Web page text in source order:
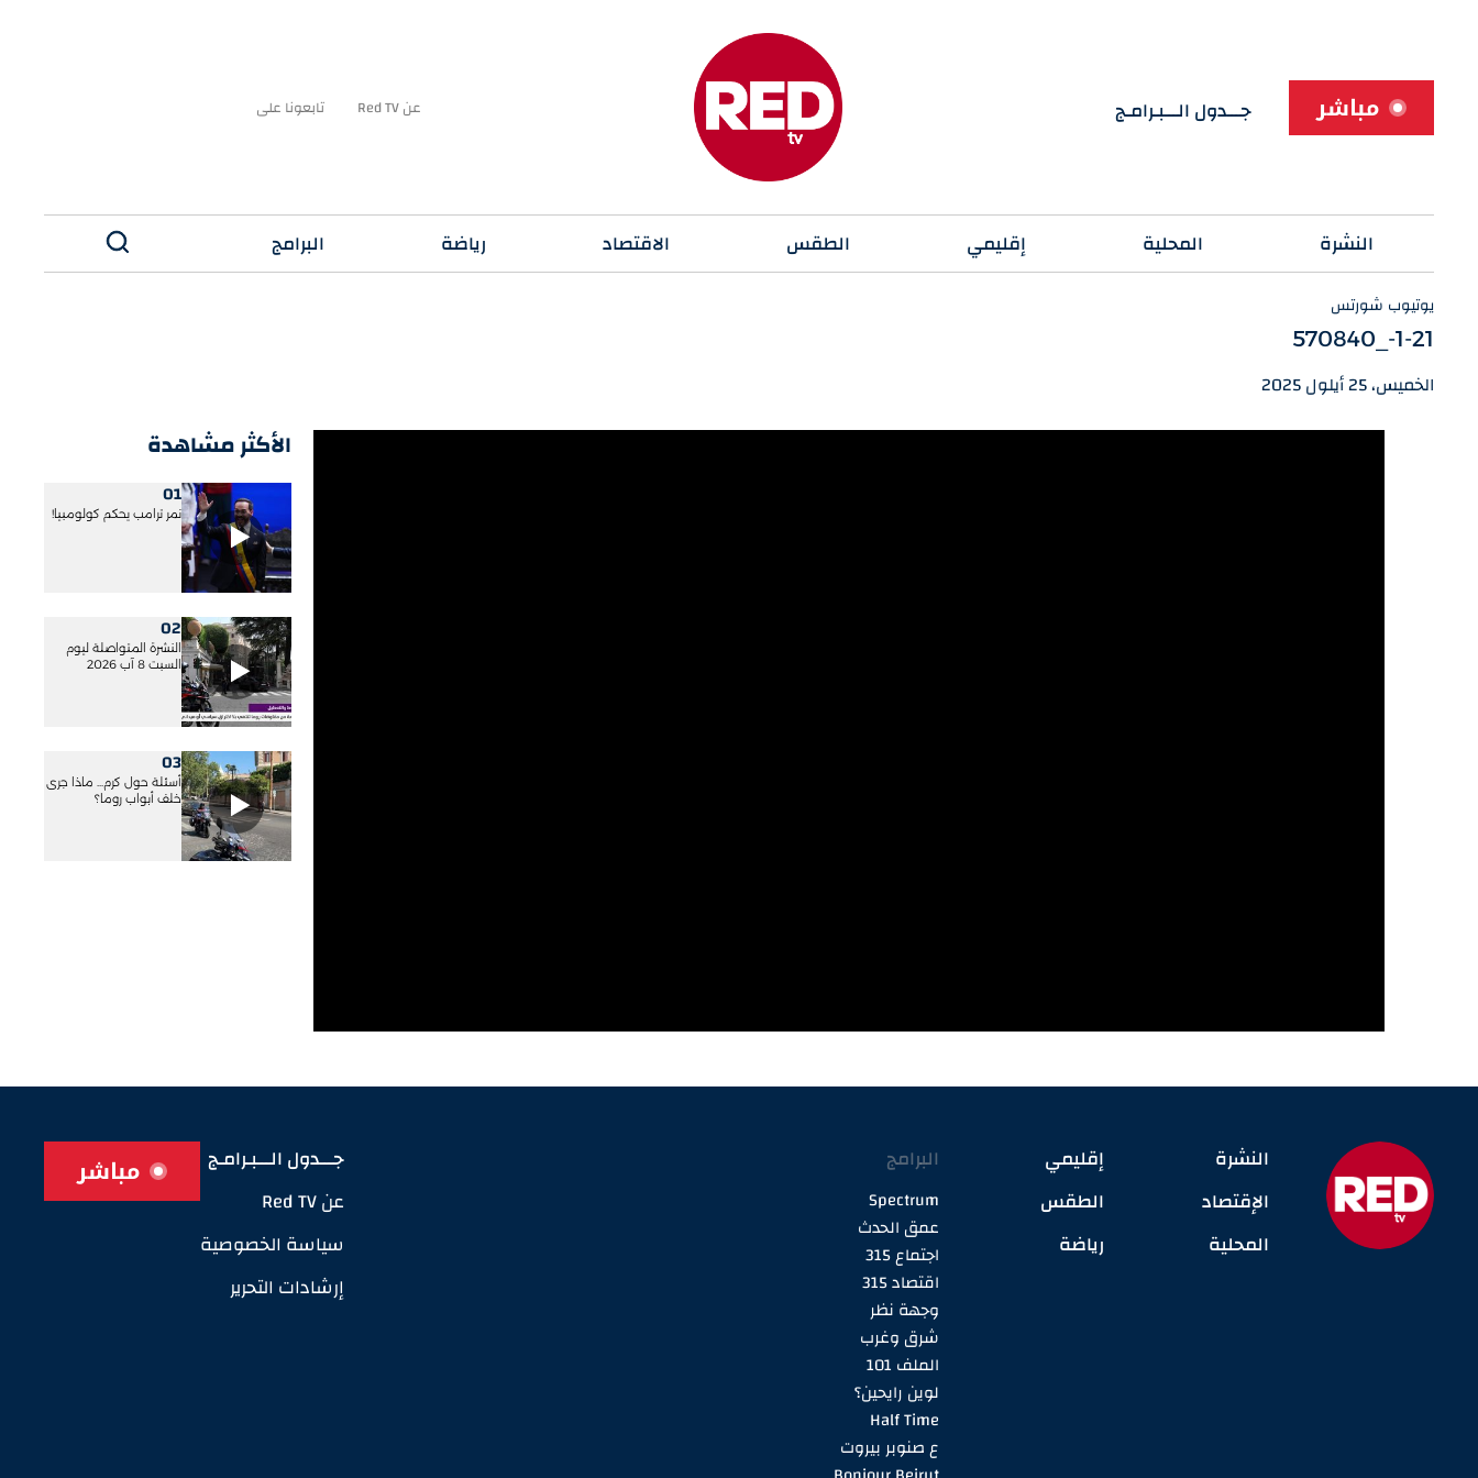
مباشر جـــدول الـــبـرامـج عن Red TV تابعونا على
النشرة المحلية إقليمي الطقس الاقتصاد رياضة البرامج
يوتيوب شورتس
1-21-_570840
الخميس، 25 أيلول 2025
الأكثر مشاهدة
01
نمر ترامب يحكم كولومبيا!
02
النشرة المتواصلة ليوم
السبت 8 آب 2026
03
أسئلة حول كرم... ماذا جرى
خلف أبواب روما؟
النشرة
الإقتصاد
المحلية
إقليمي
الطقس
رياضة
البرامج
Spectrum
عمق الحدث
اجتماع 315
اقتصاد 315
وجهة نظر
شرق وغرب
الملف 101
لوين رايحين؟
Half Time
ع صنوبر بيروت
جـــدول الـــبـرامـج
عن Red TV
سياسة الخصوصية
إرشادات التحرير
مباشر